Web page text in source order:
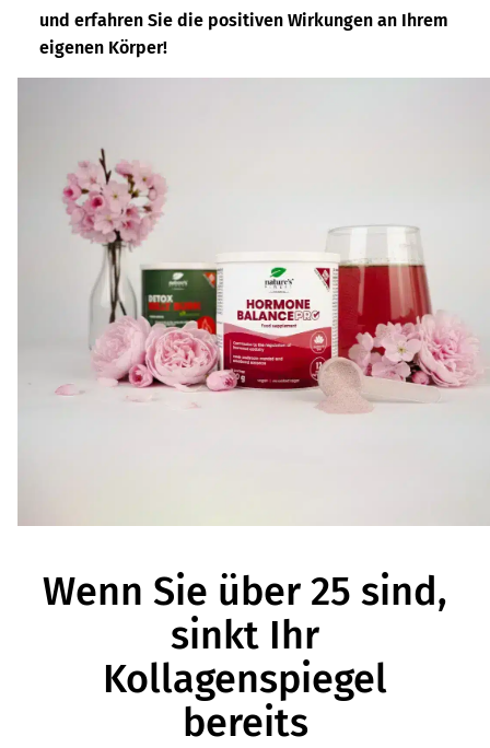
und erfahren Sie die positiven Wirkungen an Ihrem
eigenen Körper!
Wenn Sie über 25 sind,
sinkt Ihr
Kollagenspiegel
bereits